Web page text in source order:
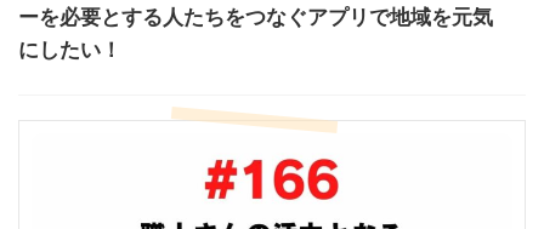
ーを必要とする人たちをつなぐアプリで地域を元気
にしたい！